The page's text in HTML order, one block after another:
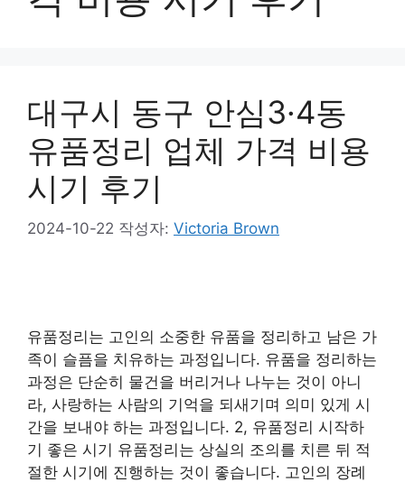
대구시 동구 안심3·4동
유품정리 업체 가격 비용
시기 후기
2024-10-22 작성자: Victoria Brown
유품정리는 고인의 소중한 유품을 정리하고 남은 가
족이 슬픔을 치유하는 과정입니다. 유품을 정리하는
과정은 단순히 물건을 버리거나 나누는 것이 아니
라, 사랑하는 사람의 기억을 되새기며 의미 있게 시
간을 보내야 하는 과정입니다. 2, 유품정리 시작하
기 좋은 시기 유품정리는 상실의 조의를 치른 뒤 적
절한 시기에 진행하는 것이 좋습니다. 고인의 장례